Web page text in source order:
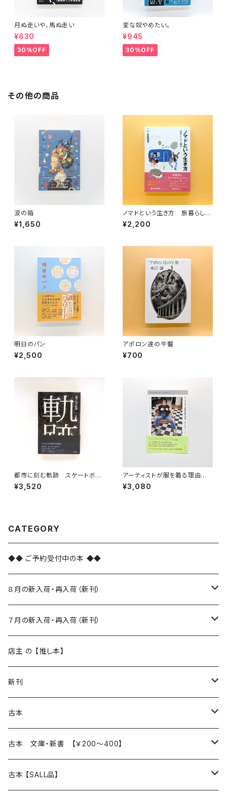
月ぬ走いや、馬ぬ走い
¥630
30%OFF
変な奴やめたい。
¥945
30%OFF
その他の商品
涙の箱
¥1,650
ノマドという生き方 旅暮らしの
人類学（教養みらい選書 10）
¥2,200
明日のパン
¥2,500
アポロン達の午餐
¥700
都市に刻む軌跡 スケートボー
ダーのエスノグラフィー
¥3,520
アーティストが服を着る理由
表現と反抗のファッション
¥3,080
CATEGORY
◆◆ ご予約受付中の本 ◆◆
８月の新入荷・再入荷（新刊）
新入荷
再入荷
７月の新入荷・再入荷（新刊）
新入荷
再入荷
店主 の 【推し本】
新刊
本 の あれこれ
読書のこと
本屋のこと
文芸
近代小説 エッセイ 戯曲（日本人作家）
日々 の できこと
古本
本 の あれこれ
読書のこと
日本文学
古本 文庫・新書 【￥200～400】
日本文学
古本 【SALL品】